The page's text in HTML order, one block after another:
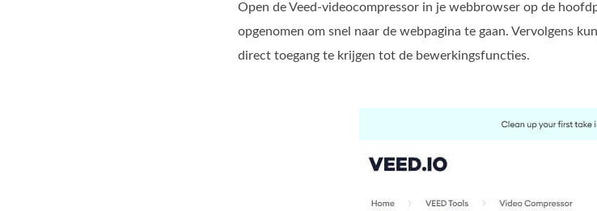
Open de Veed-videocompressor in je webbrowser op de
opgenomen om snel naar de webpagina te gaan. Vervolgens
direct toegang te krijgen tot de bewerkingsfuncties.